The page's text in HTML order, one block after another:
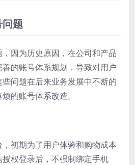
题
因为历史原因，在公司和产品
的账号体系规划，导致对用户
问题在后来业务发展中不断的
的账号体系改造。
初期为了用户体验和购物成本
权登录后，不强制绑定手机